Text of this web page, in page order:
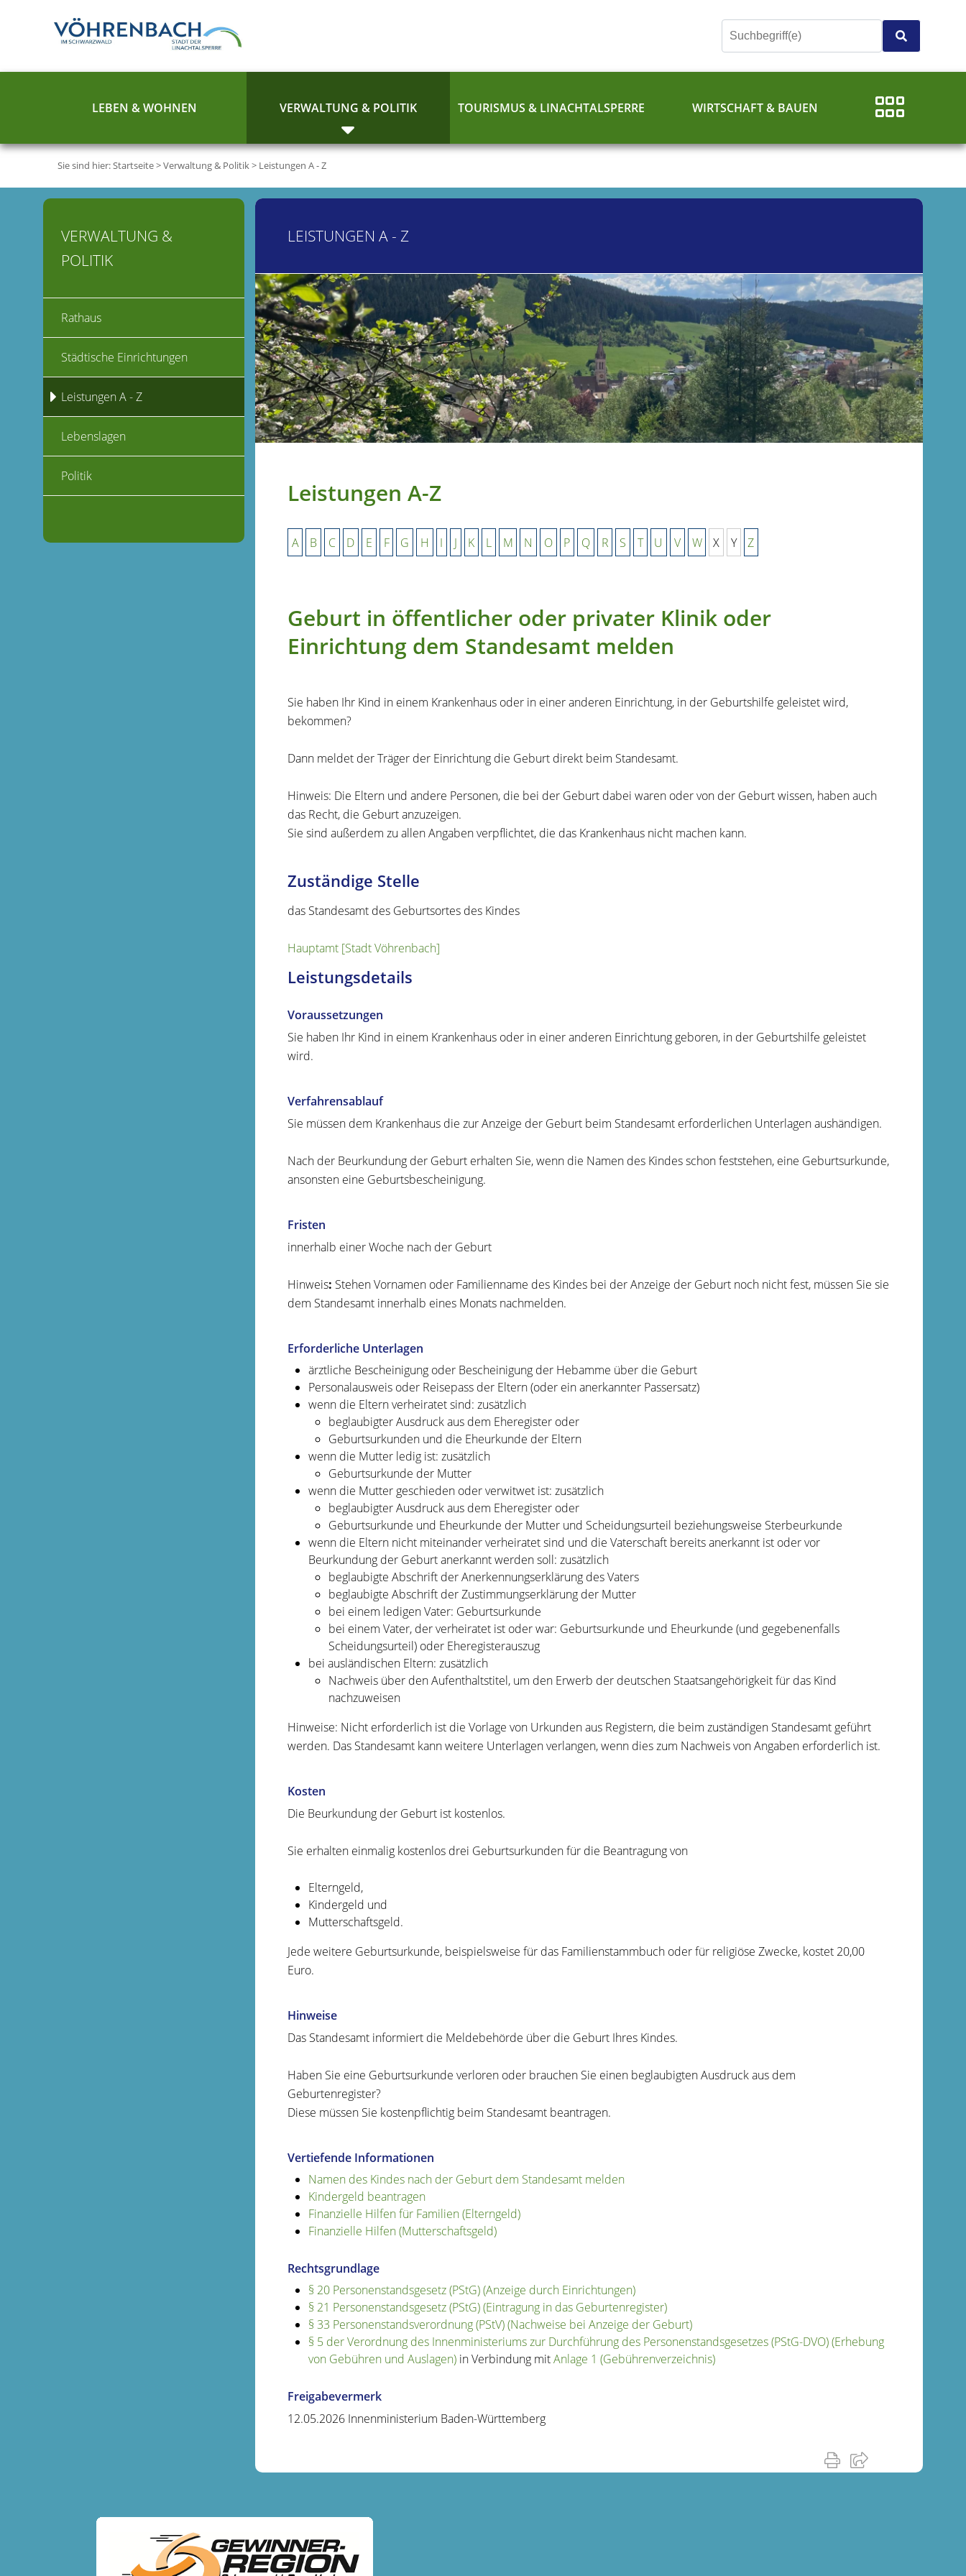
LEBEN & WOHNEN VERWALTUNG & POLITIK TOURISMUS & LINACHTALSPERRE WIRTSCHAFT & BAUEN
Sie sind hier:Startseite>Verwaltung & Politik> Leistungen A - Z
LEISTUNGEN A - Z
Leistungen A-Z
A B C D E F G H I J K L M N O P Q R S T U V W X Y Z
Geburt in öffentlicher oder privater Klinik oder
Einrichtung dem Standesamt melden
Sie haben Ihr Kind in einem Krankenhaus oder in einer anderen Einrichtung, in der Geburtshilfe geleistet wird,
bekommen?
Dann meldet der Träger der Einrichtung die Geburt direkt beim Standesamt.
Hinweis: Die Eltern und andere Personen, die bei der Geburt dabei waren oder von der Geburt wissen, haben auch
das Recht, die Geburt anzuzeigen.
Sie sind außerdem zu allen Angaben verpflichtet, die das Krankenhaus nicht machen kann.
Zuständige Stelle
das Standesamt des Geburtsortes des Kindes
Hauptamt [Stadt Vöhrenbach]
Leistungsdetails
Voraussetzungen
Sie haben Ihr Kind in einem Krankenhaus oder in einer anderen Einrichtung geboren, in der Geburtshilfe geleistet
wird.
Verfahrensablauf
Sie müssen dem Krankenhaus die zur Anzeige der Geburt beim Standesamt erforderlichen Unterlagen aushändigen.
Nach der Beurkundung der Geburt erhalten Sie, wenn die Namen des Kindes schon feststehen, eine Geburtsurkunde,
ansonsten eine Geburtsbescheinigung.
Fristen
innerhalb einer Woche nach der Geburt
Hinweis: Stehen Vornamen oder Familienname des Kindes bei der Anzeige der Geburt noch nicht fest, müssen Sie sie
dem Standesamt innerhalb eines Monats nachmelden.
Erforderliche Unterlagen
ärztliche Bescheinigung oder Bescheinigung der Hebamme über die Geburt
Personalausweis oder Reisepass der Eltern (oder ein anerkannter Passersatz)
wenn die Eltern verheiratet sind: zusätzlich
beglaubigter Ausdruck aus dem Eheregister oder
Geburtsurkunden und die Eheurkunde der Eltern
wenn die Mutter ledig ist: zusätzlich
Geburtsurkunde der Mutter
wenn die Mutter geschieden oder verwitwet ist: zusätzlich
beglaubigter Ausdruck aus dem Eheregister oder
Geburtsurkunde und Eheurkunde der Mutter und Scheidungsurteil beziehungsweise Sterbeurkunde
wenn die Eltern nicht miteinander verheiratet sind und die Vaterschaft bereits anerkannt ist oder vor
Beurkundung der Geburt anerkannt werden soll: zusätzlich
beglaubigte Abschrift der Anerkennungserklärung des Vaters
beglaubigte Abschrift der Zustimmungserklärung der Mutter
bei einem ledigen Vater: Geburtsurkunde
bei einem Vater, der verheiratet ist oder war: Geburtsurkunde und Eheurkunde (und gegebenenfalls
Scheidungsurteil) oder Eheregisterauszug
bei ausländischen Eltern: zusätzlich
Nachweis über den Aufenthaltstitel, um den Erwerb der deutschen Staatsangehörigkeit für das Kind
nachzuweisen
Hinweise: Nicht erforderlich ist die Vorlage von Urkunden aus Registern, die beim zuständigen Standesamt geführt
werden. Das Standesamt kann weitere Unterlagen verlangen, wenn dies zum Nachweis von Angaben erforderlich ist.
Kosten
Die Beurkundung der Geburt ist kostenlos.
Sie erhalten einmalig kostenlos drei Geburtsurkunden für die Beantragung von
Elterngeld,
Kindergeld und
Mutterschaftsgeld.
Jede weitere Geburtsurkunde, beispielsweise für das Familienstammbuch oder für religiöse Zwecke, kostet 20,00
Euro.
Hinweise
Das Standesamt informiert die Meldebehörde über die Geburt Ihres Kindes.
Haben Sie eine Geburtsurkunde verloren oder brauchen Sie einen beglaubigten Ausdruck aus dem
Geburtenregister?
Diese müssen Sie kostenpflichtig beim Standesamt beantragen.
Vertiefende Informationen
Namen des Kindes nach der Geburt dem Standesamt melden
Kindergeld beantragen
Finanzielle Hilfen für Familien (Elterngeld)
Finanzielle Hilfen (Mutterschaftsgeld)
Rechtsgrundlage
§ 20 Personenstandsgesetz (PStG) (Anzeige durch Einrichtungen)
§ 21 Personenstandsgesetz (PStG) (Eintragung in das Geburtenregister)
§ 33 Personenstandsverordnung (PStV) (Nachweise bei Anzeige der Geburt)
§ 5 der Verordnung des Innenministeriums zur Durchführung des Personenstandsgesetzes (PStG-DVO) (Erhebung
von Gebühren und Auslagen)in Verbindung mitAnlage 1 (Gebührenverzeichnis)
Freigabevermerk
12.05.2026 Innenministerium Baden-Württemberg
VERWALTUNG &
POLITIK
Rathaus
Städtische Einrichtungen
Leistungen A - Z
Lebenslagen
Politik